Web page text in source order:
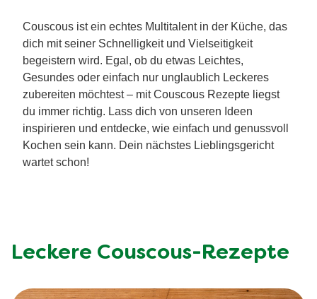
Couscous ist ein echtes Multitalent in der Küche, das
dich mit seiner Schnelligkeit und Vielseitigkeit
begeistern wird. Egal, ob du etwas Leichtes,
Gesundes oder einfach nur unglaublich Leckeres
zubereiten möchtest – mit Couscous Rezepte liegst
du immer richtig. Lass dich von unseren Ideen
inspirieren und entdecke, wie einfach und genussvoll
Kochen sein kann. Dein nächstes Lieblingsgericht
wartet schon!
Leckere Couscous-Rezepte